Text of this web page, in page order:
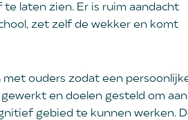
laten zien. Er is ruim aandacht
zet zelf de wekker en komt
ouders zodat een
en doelen gesteld om aan
gebied te kunnen werken.